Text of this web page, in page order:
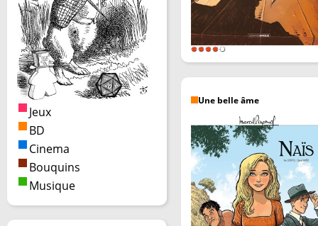
Jeux
BD
Cinema
Bouquins
Musique
Une belle âme